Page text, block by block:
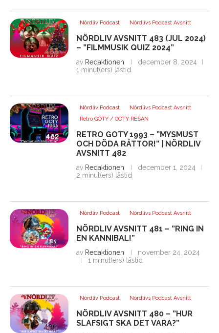
Nördliv Podcast Nördlivs Podcast Avsnitt
NÖRDLIV AVSNITT 483 (JUL 2024)
– ”FILMMUSIK QUIZ 2024”
av Redaktionen
december 8, 2024
1 minut(ers) lästid
Nördliv Podcast
Nördlivs Podcast Avsnitt
Retro GOTY / GOTY RESAN
RETRO GOTY 1993 – ”MYSMUST
OCH DÖDA RÅTTOR!” | NÖRDLIV
AVSNITT 482
av Redaktionen
december 1, 2024
2 minut(ers) lästid
Nördliv Podcast Nördlivs Podcast Avsnitt
NÖRDLIV AVSNITT 481 – ”RING IN
EN KANNIBAL!”
av Redaktionen
november 24, 2024
1 minut(ers) lästid
Nördliv Podcast Nördlivs Podcast Avsnitt
NÖRDLIV AVSNITT 480 – ”HUR
SLAFSIGT SKA DET VARA?”